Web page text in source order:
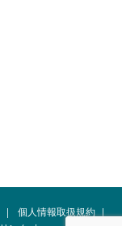
| 個人情報取扱規約 |